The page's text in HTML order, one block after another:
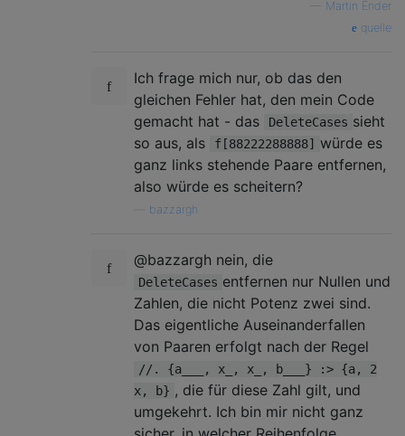
Martin Ender
quelle
Ich frage mich nur, ob das den
gleichen Fehler hat, den mein Code
gemacht hat - das
DeleteCases sieht
so aus, als
f[88222288888] würde es
ganz links stehende Paare entfernen,
also würde es scheitern?
bazzargh
@bazzargh nein, die
DeleteCases entfernen nur Nullen und
Zahlen, die nicht Potenz zwei sind.
Das eigentliche Auseinanderfallen
von Paaren erfolgt nach der Regel
//. {a___, x_, x_, b___} :> {a, 2
x, b} , die für diese Zahl gilt, und
umgekehrt. Ich bin mir nicht ganz